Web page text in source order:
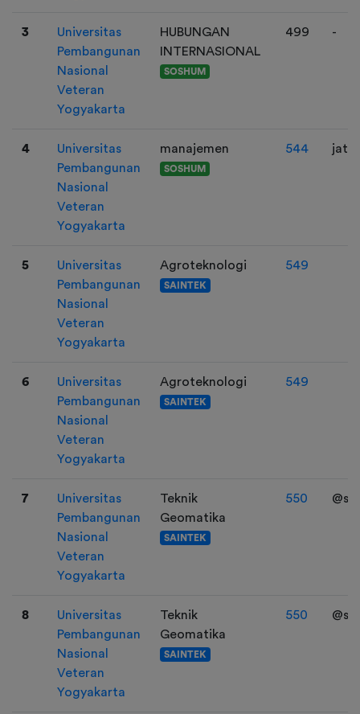
3
Universitas
Pembangunan
Nasional
Veteran
Yogyakarta
HUBUNGAN
INTERNASIONAL
SOSHUM
499 -
4
Universitas
Pembangunan
Nasional
Veteran
Yogyakarta
manajemen
SOSHUM
544
5
Universitas
Pembangunan
Nasional
Veteran
Yogyakarta
Agroteknologi
SAINTEK
549
6
Universitas
Pembangunan
Nasional
Veteran
Yogyakarta
Agroteknologi
SAINTEK
549
7
Universitas
Pembangunan
Nasional
Veteran
Yogyakarta
Teknik
Geomatika
SAINTEK
550
8
Universitas
Pembangunan
Nasional
Veteran
Yogyakarta
Teknik
Geomatika
SAINTEK
550